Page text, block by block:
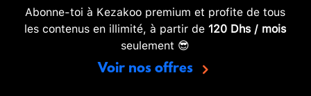
Abonne-toi à Kezakoo premium et profite de tous
les contenus en illimité, à partir de 120 Dhs / mois
seulement 😎
Voir nos offres